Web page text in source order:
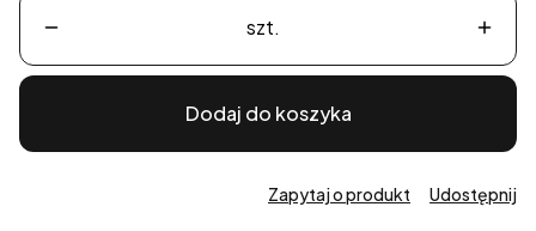
szt.
Dodaj do koszyka
Zapytaj o produkt Udostępnij